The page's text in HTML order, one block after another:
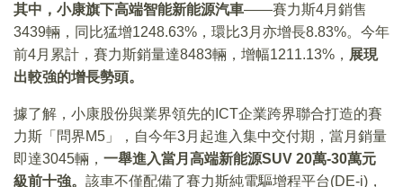
其中，小康旗下高端智能新能源汽車——賽力斯4月銷售
3439輛，同比猛增1248.63%，環比3月亦增長8.83%。今年
前4月累計，賽力斯銷量達8483輛，增幅1211.13%， 展現
出較強的增長勢頭。
據了解，小康股份與業界領先的ICT企業跨界聯合打造的賽
力斯「問界M5」，自今年3月起進入集中交付期，當月銷量
即達3045輛， 一舉進入當月高端新能源SUV 20萬-30萬元
級前十強。 該車不僅配備了賽力斯純電驅增程平台(DE-i)，